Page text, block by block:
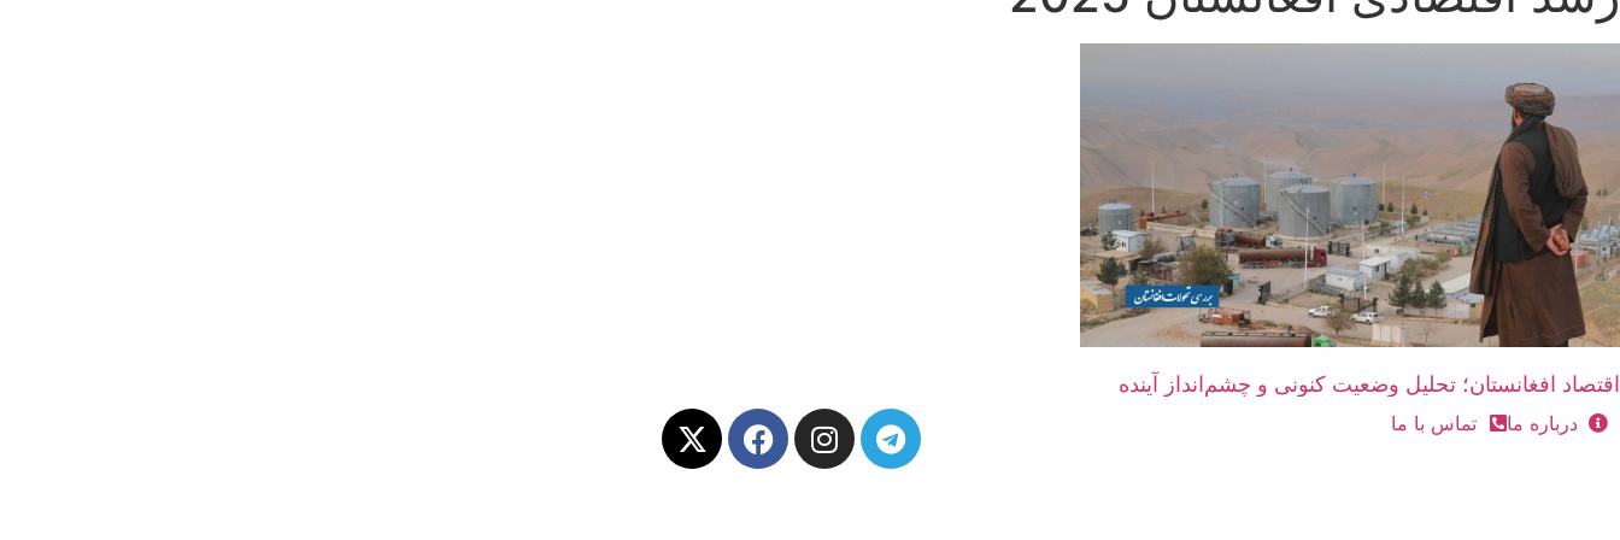
اقتصاد افغانستان؛ تحلیل وضعیت کنونی و چشم‌انداز آینده
درباره ما تماس با ما